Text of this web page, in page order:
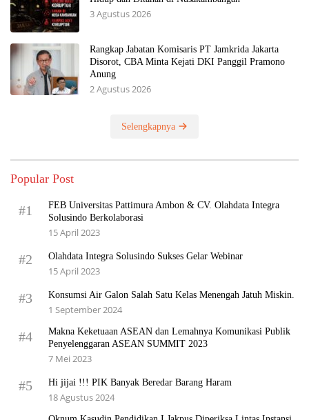
3 Agustus 2026
Rangkap Jabatan Komisaris PT Jamkrida Jakarta
Disorot, CBA Minta Kejati DKI Panggil Pramono
Anung
2 Agustus 2026
Selengkapnya
Popular Post
#1
FEB Universitas Pattimura Ambon & CV. Olahdata Integra
Solusindo Berkolaborasi
15 April 2023
#2 Olahdata Integra Solusindo Sukses Gelar Webinar
15 April 2023
#3 Konsumsi Air Galon Salah Satu Kelas Menengah Jatuh Miskin.
1 September 2024
#4
Makna Keketuaan ASEAN dan Lemahnya Komunikasi Publik
Penyelenggaran ASEAN SUMMIT 2023
7 Mei 2023
#5 Hi jijai !!! PIK Banyak Beredar Barang Haram
18 Agustus 2024